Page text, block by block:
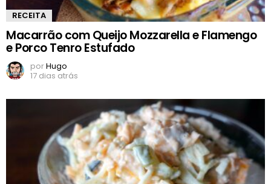
RECEITA
Macarrão com Queijo Mozzarella e Flamengo
e Porco Tenro Estufado
porHugo
17 dias atrás